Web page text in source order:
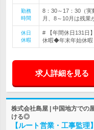
勤務
時間
8：30～17：30（
月、8～10月は残業
休日
休暇
# 【年間休日131
休暇◆年末年始休
求人詳細を見る
株式会社島屋 | 中国地方での
ける◎
【ルート営業・工事監